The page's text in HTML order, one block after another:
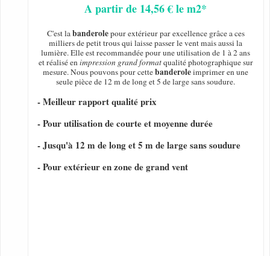
A partir de 14,56 € le m2*
C'est labanderolepour extérieur par excellence grâce a ces
milliers de petit trous qui laisse passer le vent mais aussi la
lumière. Elle est recommandée pour une utilisation de 1 à 2 ans
et réalisé enimpression grand formatqualité photographique sur
mesure. Nous pouvons pour cettebanderoleimprimer en une
seule pièce de 12 m de long et 5 de large sans soudure.
- Meilleur rapport qualité prix
- Pour utilisation de courte et moyenne durée
- Jusqu'à 12 m de long et 5 m de large sans soudure
- Pour extérieur en zone de grand vent